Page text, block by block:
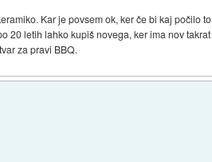
Kar je povsem ok, ker če bi kaj počilo
20 letih lahko kupiš novega, ker ima nov
za pravi BBQ.